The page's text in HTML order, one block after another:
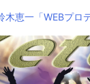
恵一「WEBプロ